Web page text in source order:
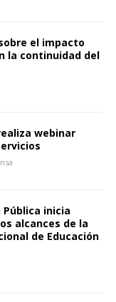
el impacto
la continuidad del
webinar
Pública inicia
alcances de la
de Educación